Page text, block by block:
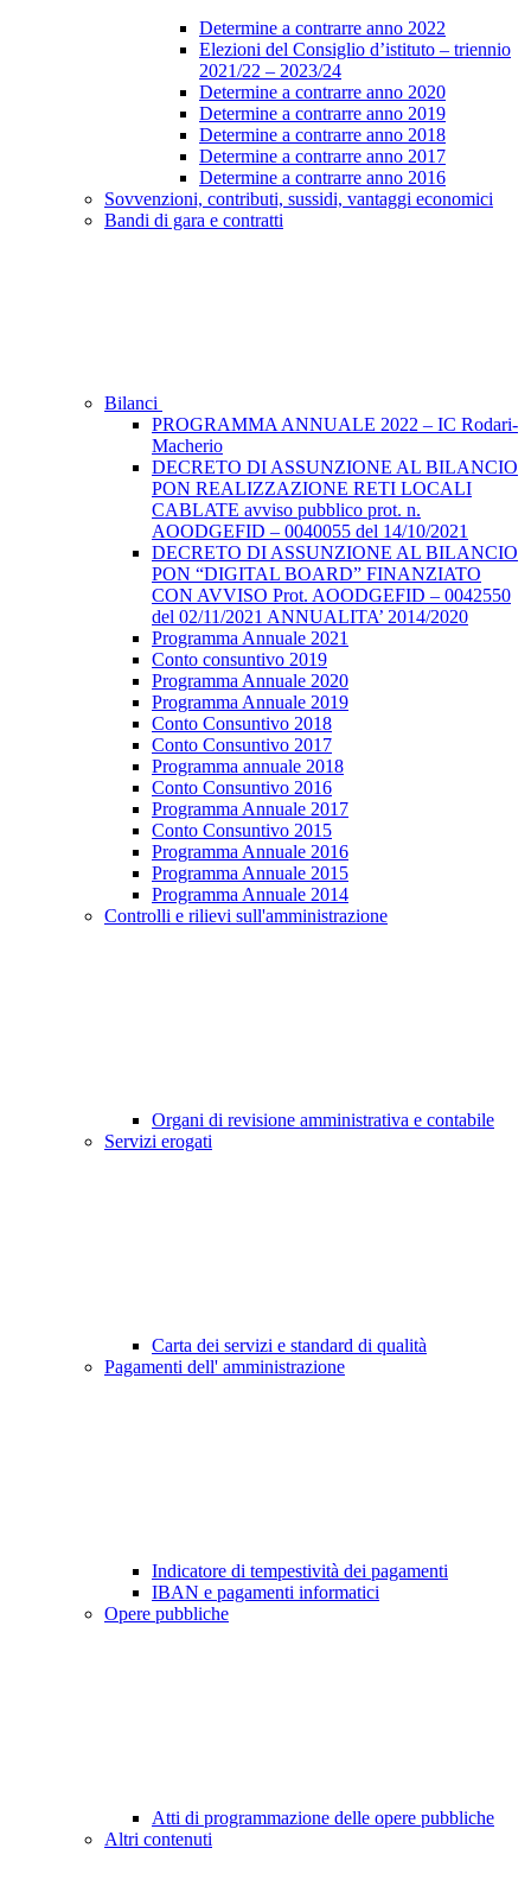
Determine a contrarre anno 2022
Elezioni del Consiglio d’istituto – triennio
2021/22 – 2023/24
Determine a contrarre anno 2020
Determine a contrarre anno 2019
Determine a contrarre anno 2018
Determine a contrarre anno 2017
Determine a contrarre anno 2016
Sovvenzioni, contributi, sussidi, vantaggi economici
Bandi di gara e contratti
Bilanci
PROGRAMMA ANNUALE 2022 – IC Rodari-
Macherio
DECRETO DI ASSUNZIONE AL BILANCIO
PON REALIZZAZIONE RETI LOCALI
CABLATE avviso pubblico prot. n.
AOODGEFID – 0040055 del 14/10/2021
DECRETO DI ASSUNZIONE AL BILANCIO
PON “DIGITAL BOARD” FINANZIATO
CON AVVISO Prot. AOODGEFID – 0042550
del 02/11/2021 ANNUALITA’ 2014/2020
Programma Annuale 2021
Conto consuntivo 2019
Programma Annuale 2020
Programma Annuale 2019
Conto Consuntivo 2018
Conto Consuntivo 2017
Programma annuale 2018
Conto Consuntivo 2016
Programma Annuale 2017
Conto Consuntivo 2015
Programma Annuale 2016
Programma Annuale 2015
Programma Annuale 2014
Controlli e rilievi sull'amministrazione
Organi di revisione amministrativa e contabile
Servizi erogati
Carta dei servizi e standard di qualità
Pagamenti dell' amministrazione
Indicatore di tempestività dei pagamenti
IBAN e pagamenti informatici
Opere pubbliche
Atti di programmazione delle opere pubbliche
Altri contenuti